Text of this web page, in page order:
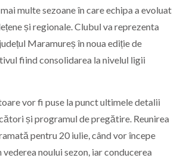
multe sezoane în care echipa a evoluat
și regionale. Clubul va reprezenta
Maramureș în noua ediție de
fiind consolidarea la nivelul ligii
vor fi puse la punct ultimele detalii
și programul de pregătire. Reunirea
pentru 20 iulie, când vor începe
noului sezon, iar conducerea